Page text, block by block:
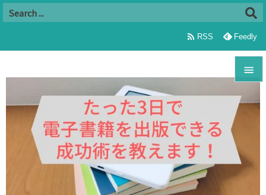


メニュ

前へ
 RSS Feedly